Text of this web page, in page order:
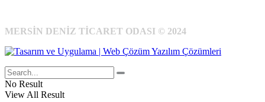
MERSİN DENİZ TİCARET ODASI © 2024
No Result
View All Result